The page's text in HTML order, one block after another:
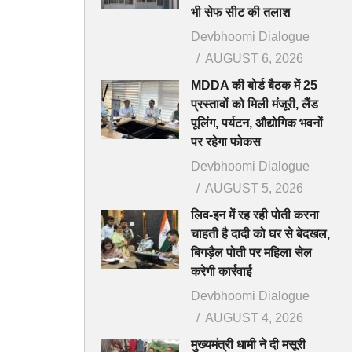
भी सेफ सीट की तलाश
Devbhoomi Dialogue
AUGUST 6, 2026
MDDA की बोर्ड बैठक में 25
प्रस्तावों को मिली मंजूरी, लैंड
पूलिंग, पर्यटन, औद्योगिक भवनों
पर रहेगा फोकस
Devbhoomi Dialogue
AUGUST 5, 2026
लिव-इन में रह रही पोती करना
चाहती है दादी को घर से बेदखल,
बिगड़ैल पोती पर महिला सेल
करेगी कार्रवाई
Devbhoomi Dialogue
AUGUST 4, 2026
मुख्यमंत्री धामी ने दी मसूरी